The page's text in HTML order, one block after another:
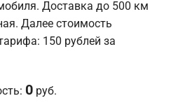
Доставка до 500 км
Далее стоимость
150 рублей за
0 руб.